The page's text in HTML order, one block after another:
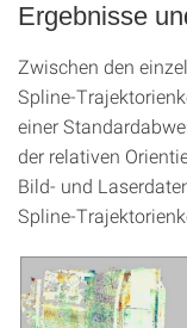
Ergebnisse
Zwischen den
einer
der relativen
Bild- und